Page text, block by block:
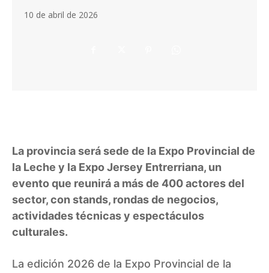
10 de abril de 2026
La provincia será sede de la Expo Provincial de
la Leche y la Expo Jersey Entrerriana, un
evento que reunirá a más de 400 actores del
sector, con stands, rondas de negocios,
actividades técnicas y espectáculos
culturales.
La edición 2026 de la Expo Provincial de la